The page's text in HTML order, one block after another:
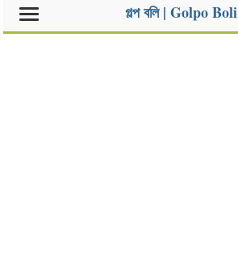
গল্প বলি | Golpo Boli